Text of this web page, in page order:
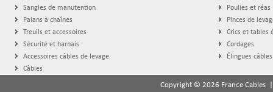
Sangles de manutention
Palans à chaînes
Treuils et accessoires
Sécurité et harnais
Accessoires câbles de levage
Câbles
Poulies et réas
Pinces de
Crics et tables
Cordages
Élingues câbles
Copyright © 2026 France